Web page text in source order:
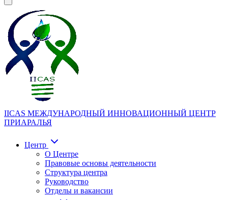
IICAS МЕЖДУНАРОДНЫЙ ИННОВАЦИОННЫЙ ЦЕНТР
ПРИАРАЛЬЯ
Центр
О Центре
Правовые основы деятельности
Структура центра
Руководство
Отделы и вакансии